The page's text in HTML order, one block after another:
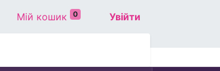
Мій кошик 0 Увійти